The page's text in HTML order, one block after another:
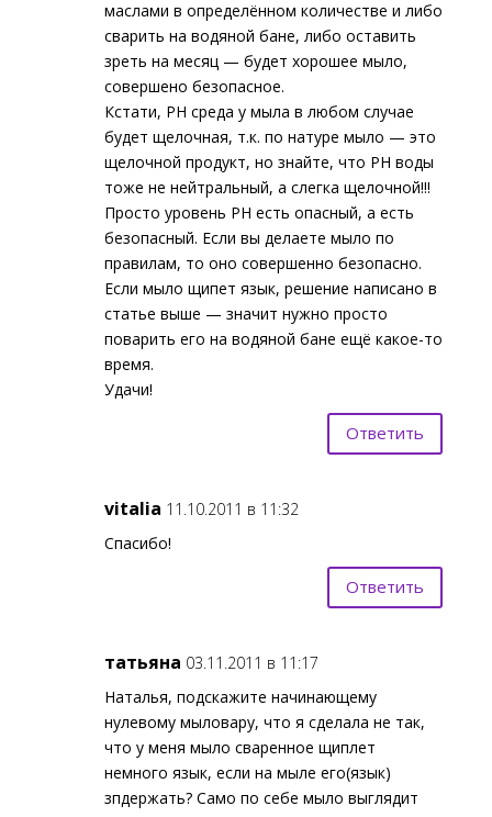
маслами в определённом количестве и либо
сварить на водяной бане, либо оставить
зреть на месяц — будет хорошее мыло,
совершено безопасное.
Кстати, PH среда у мыла в любом случае
будет щелочная, т.к. по натуре мыло — это
щелочной продукт, но знайте, что PH воды
тоже не нейтральный, а слегка щелочной!!!
Просто уровень PH есть опасный, а есть
безопасный. Если вы делаете мыло по
правилам, то оно совершенно безопасно.
Если мыло щипет язык, решение написано в
статье выше — значит нужно просто
поварить его на водяной бане ещё какое-то
время.
Удачи!
Ответить
vitalia 11.10.2011 в 11:32
Спасибо!
Ответить
татьяна 03.11.2011 в 11:17
Наталья, подскажите начинающему
нулевому мыловару, что я сделала не так,
что у меня мыло сваренное щиплет
немного язык, если на мыле его(язык)
зпдержать? Само по себе мыло выглядит